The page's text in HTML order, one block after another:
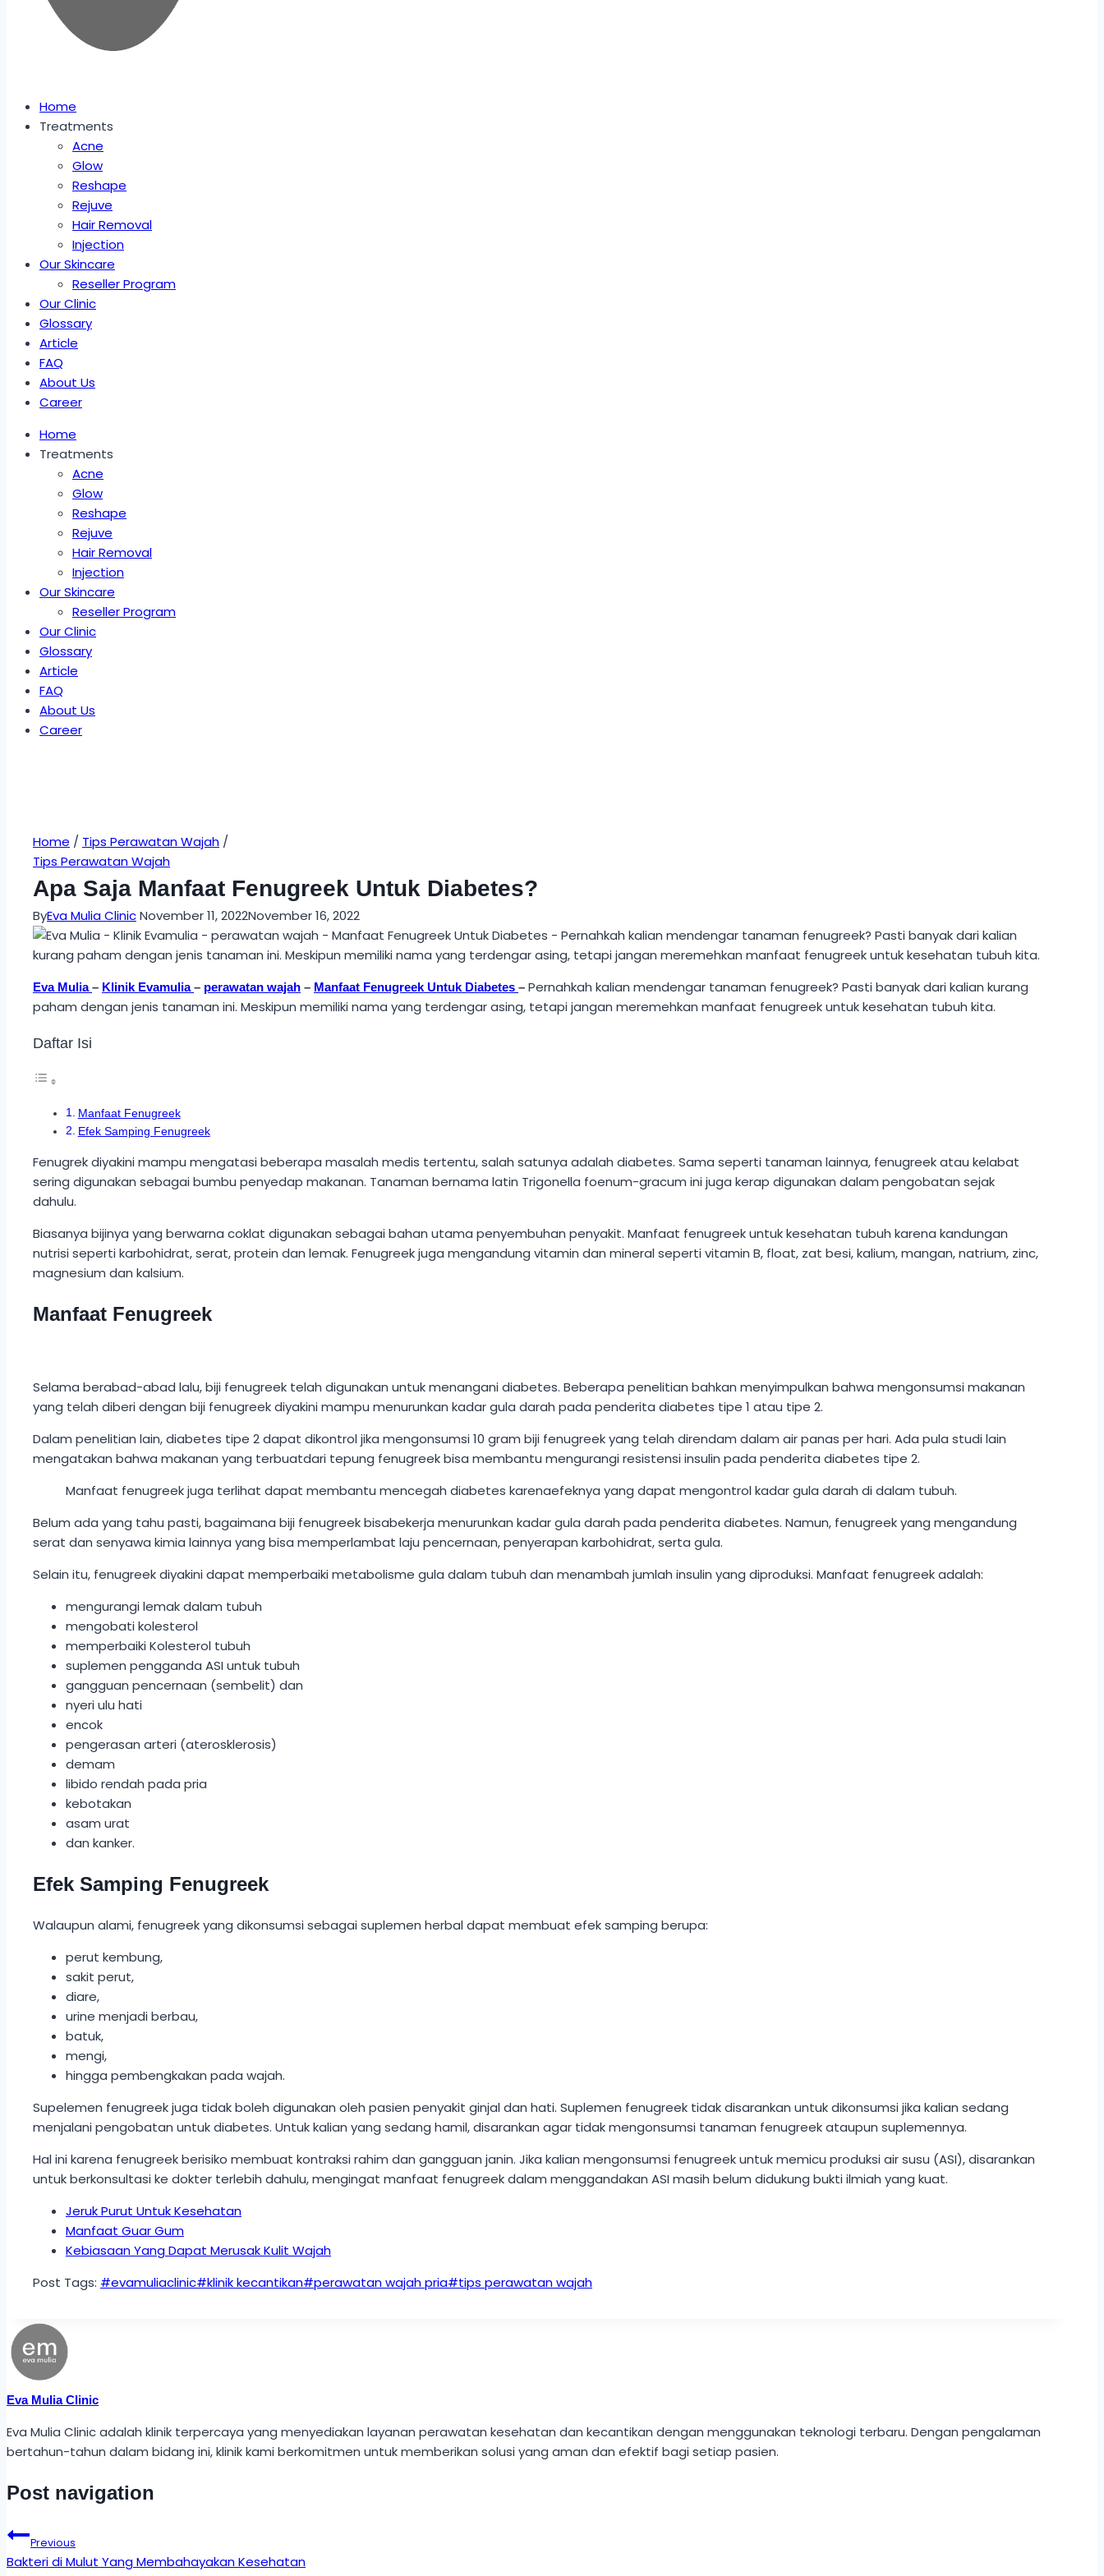
Home
Treatments
Acne
Glow
Reshape
Rejuve
Hair Removal
Injection
Our Skincare
Reseller Program
Our Clinic
Glossary
Article
FAQ
About Us
Career
Home
Treatments
Acne
Glow
Reshape
Rejuve
Hair Removal
Injection
Our Skincare
Reseller Program
Our Clinic
Glossary
Article
FAQ
About Us
Career
Home / Tips Perawatan Wajah /
Tips Perawatan Wajah
Apa Saja Manfaat Fenugreek Untuk Diabetes?
ByEva Mulia ClinicNovember 11, 2022November 16, 2022
Eva Mulia– Klinik Evamulia– perawatan wajah – Manfaat Fenugreek Untuk Diabetes – Pernahkah kalian mendengar tanaman fenugreek? Pasti banyak dari kalian kurang
paham dengan jenis tanaman ini. Meskipun memiliki nama yang terdengar asing, tetapi jangan meremehkan manfaat fenugreek untuk kesehatan tubuh kita.
Daftar Isi
Manfaat Fenugreek
Efek Samping Fenugreek
Fenugrek diyakini mampu mengatasi beberapa masalah medis tertentu, salah satunya adalah diabetes. Sama seperti tanaman lainnya, fenugreek atau kelabat
sering digunakan sebagai bumbu penyedap makanan. Tanaman bernama latin Trigonella foenum-gracum ini juga kerap digunakan dalam pengobatan sejak
dahulu.
Biasanya bijinya yang berwarna coklat digunakan sebagai bahan utama penyembuhan penyakit. Manfaat fenugreek untuk kesehatan tubuh karena kandungan
nutrisi seperti karbohidrat, serat, protein dan lemak. Fenugreek juga mengandung vitamin dan mineral seperti vitamin B, float, zat besi, kalium, mangan, natrium, zinc,
magnesium dan kalsium.
Manfaat Fenugreek
Selama berabad-abad lalu, biji fenugreek telah digunakan untuk menangani diabetes. Beberapa penelitian bahkan menyimpulkan bahwa mengonsumsi makanan
yang telah diberi dengan biji fenugreek diyakini mampu menurunkan kadar gula darah pada penderita diabetes tipe 1 atau tipe 2.
Dalam penelitian lain, diabetes tipe 2 dapat dikontrol jika mengonsumsi 10 gram biji fenugreek yang telah direndam dalam air panas per hari. Ada pula studi lain
mengatakan bahwa makanan yang terbuatdari tepung fenugreek bisa membantu mengurangi resistensi insulin pada penderita diabetes tipe 2.
Manfaat fenugreek juga terlihat dapat membantu mencegah diabetes karenaefeknya yang dapat mengontrol kadar gula darah di dalam tubuh.
Belum ada yang tahu pasti, bagaimana biji fenugreek bisabekerja menurunkan kadar gula darah pada penderita diabetes. Namun, fenugreek yang mengandung
serat dan senyawa kimia lainnya yang bisa memperlambat laju pencernaan, penyerapan karbohidrat, serta gula.
Selain itu, fenugreek diyakini dapat memperbaiki metabolisme gula dalam tubuh dan menambah jumlah insulin yang diproduksi. Manfaat fenugreek adalah:
mengurangi lemak dalam tubuh
mengobati kolesterol
memperbaiki Kolesterol tubuh
suplemen pengganda ASI untuk tubuh
gangguan pencernaan (sembelit) dan
nyeri ulu hati
encok
pengerasan arteri (aterosklerosis)
demam
libido rendah pada pria
kebotakan
asam urat
dan kanker.
Efek Samping Fenugreek
Walaupun alami, fenugreek yang dikonsumsi sebagai suplemen herbal dapat membuat efek samping berupa:
perut kembung,
sakit perut,
diare,
urine menjadi berbau,
batuk,
mengi,
hingga pembengkakan pada wajah.
Supelemen fenugreek juga tidak boleh digunakan oleh pasien penyakit ginjal dan hati. Suplemen fenugreek tidak disarankan untuk dikonsumsi jika kalian sedang
menjalani pengobatan untuk diabetes. Untuk kalian yang sedang hamil, disarankan agar tidak mengonsumsi tanaman fenugreek ataupun suplemennya.
Hal ini karena fenugreek berisiko membuat kontraksi rahim dan gangguan janin. Jika kalian mengonsumsi fenugreek untuk memicu produksi air susu (ASI), disarankan
untuk berkonsultasi ke dokter terlebih dahulu, mengingat manfaat fenugreek dalam menggandakan ASI masih belum didukung bukti ilmiah yang kuat.
Jeruk Purut Untuk Kesehatan
Manfaat Guar Gum
Kebiasaan Yang Dapat Merusak Kulit Wajah
Post Tags: #evamuliaclinic#klinik kecantikan#perawatan wajah pria#tips perawatan wajah
Eva Mulia Clinic
Eva Mulia Clinic adalah klinik terpercaya yang menyediakan layanan perawatan kesehatan dan kecantikan dengan menggunakan teknologi terbaru. Dengan pengalaman
bertahun-tahun dalam bidang ini, klinik kami berkomitmen untuk memberikan solusi yang aman dan efektif bagi setiap pasien.
Post navigation
Previous
Bakteri di Mulut Yang Membahayakan Kesehatan